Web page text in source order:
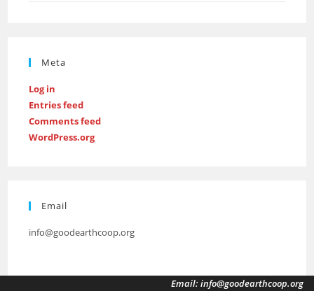
Meta
Log in
Entries feed
Comments feed
WordPress.org
Email
info@goodearthcoop.org
Email: info@goodearthcoop.org